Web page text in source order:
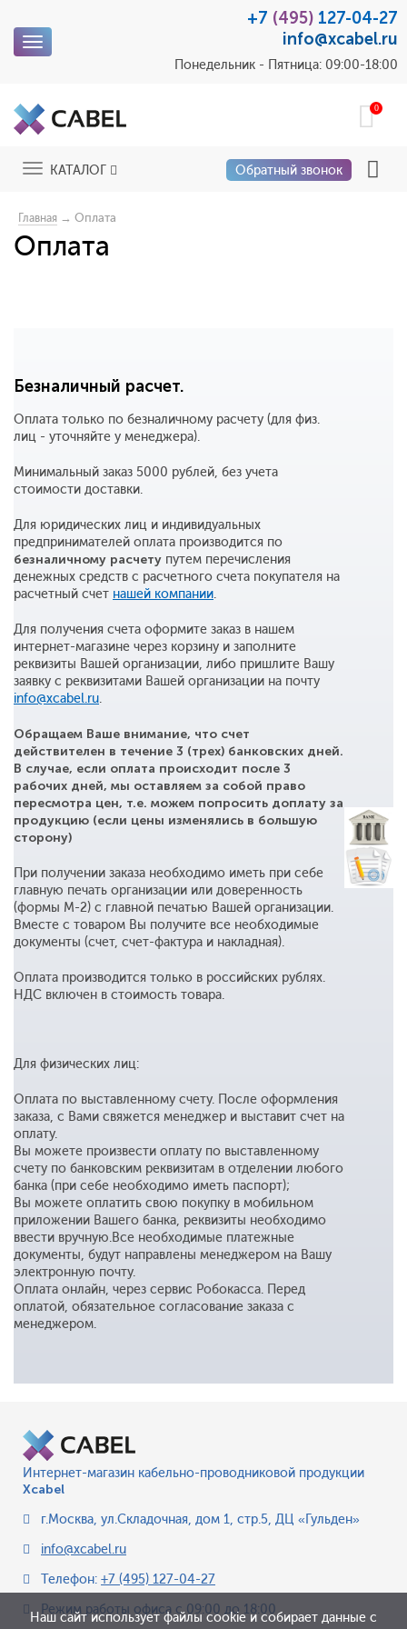
Toggle
+7 (495) 127-04-27
info@xcabel.ru
Понедельник - Пятница: 09:00-18:00
0
ToggleКАТАЛОГ Обратный звонок
Главная → Оплата
Оплата
Безналичный расчет.
Оплата только по безналичному расчету (для физ.
лиц - уточняйте у менеджера).
Минимальный заказ 5000 рублей, без учета
стоимости доставки.
Для юридических лиц и индивидуальных
предпринимателей оплата производится по
безналичному расчету путем перечисления
денежных средств с расчетного счета покупателя на
расчетный счет нашей компании.
Для получения счета оформите заказ в нашем
интернет-магазине через корзину и заполните
реквизиты Вашей организации, либо пришлите Вашу
заявку с реквизитами Вашей организации на почту
info@xcabel.ru.
Обращаем Ваше внимание, что счет
действителен в течение 3 (трех) банковских дней.
В случае, если оплата происходит после 3
рабочих дней, мы оставляем за собой право
пересмотра цен, т.е. можем попросить доплату за
продукцию (если цены изменялись в большую
сторону)
При получении заказа необходимо иметь при себе
главную печать организации или доверенность
(формы М-2) с главной печатью Вашей организации.
Вместе с товаром Вы получите все необходимые
документы (счет, счет-фактура и накладная).
Оплата производится только в российских рублях.
НДС включен в стоимость товара.
Для физических лиц:
Оплата по выставленному счету. После оформления
заказа, с Вами свяжется менеджер и выставит счет на
оплату.
Вы можете произвести оплату по выставленному
счету по банковским реквизитам в отделении любого
банка (при себе необходимо иметь паспорт);
Вы можете оплатить свою покупку в мобильном
приложении Вашего банка, реквизиты необходимо
ввести вручную.Все необходимые платежные
документы, будут направлены менеджером на Вашу
электронную почту.
Оплата онлайн, через сервис Робокасса. Перед
оплатой, обязательное согласование заказа с
менеджером.
Интернет-магазин кабельно-проводниковой продукции
Xcabel
г.Москва, ул.Складочная, дом 1, стр.5, ДЦ «Гульден»
info@xcabel.ru
Телефон: +7 (495) 127-04-27
Режим работы офиса с 09:00 до 18:00
Наш сайт использует файлы cookie и собирает данные с